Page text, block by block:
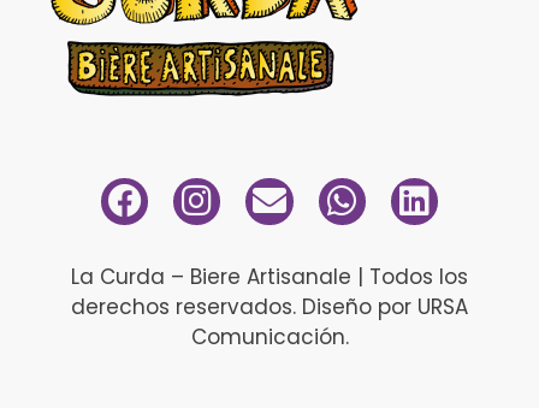
La Curda – Biere Artisanale | Todos los
derechos reservados. Diseño por URSA
Comunicación.